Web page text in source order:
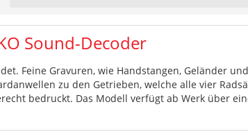
Sound-Decoder
Feine Gravuren, wie Handstangen, Geländer und
zu den Getrieben, welche alle vier
bedruckt. Das Modell verfügt ab Werk über